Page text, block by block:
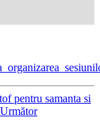
pentru samanta si
Următor